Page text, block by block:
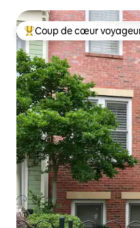
Coups de cœur
Coup de cœur